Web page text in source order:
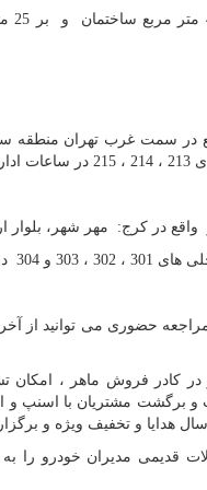
تهران واقع در سمت غرب
777 مدیران خودرو و یا مراجعه
مدیران خودرو در کادر فروش
مشتریان با اسنپ و
هدایا و تخفیف ویژه و
شعبات 777 می توانید محصولات